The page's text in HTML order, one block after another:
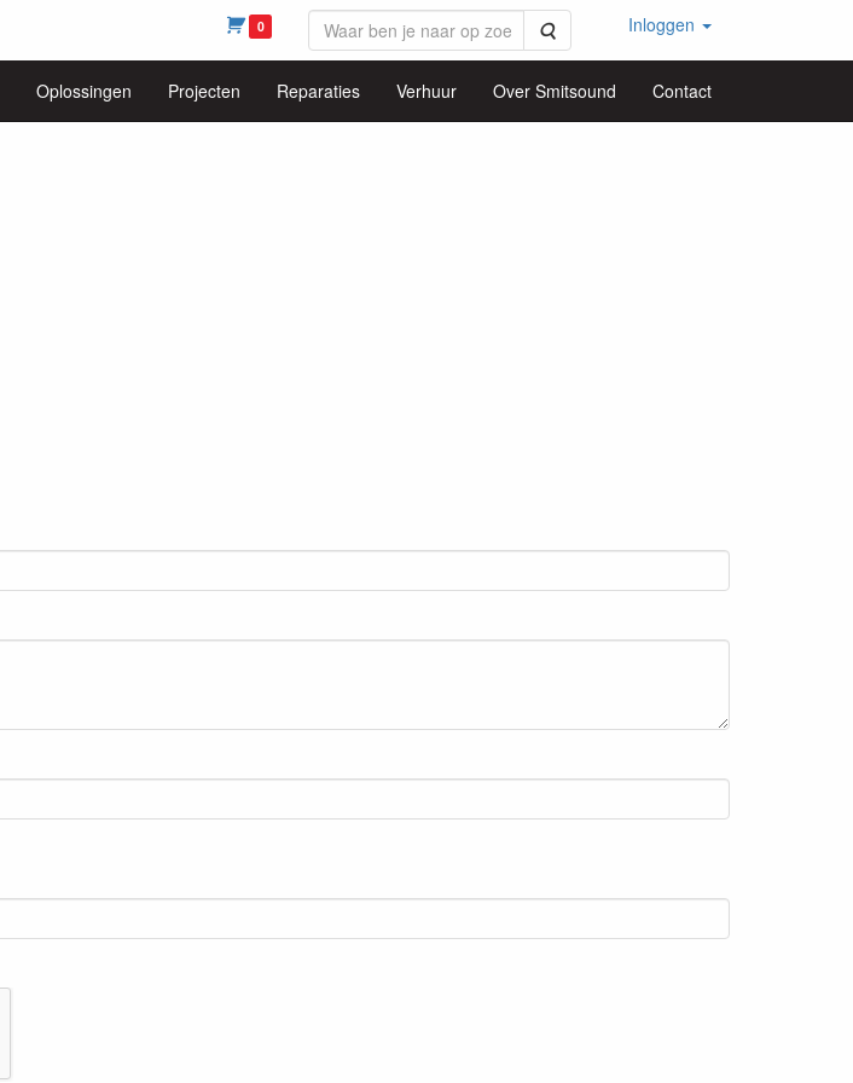
0 Zoeken Inloggen
Oplossingen Projecten Reparaties Verhuur Over Smitsound Contact